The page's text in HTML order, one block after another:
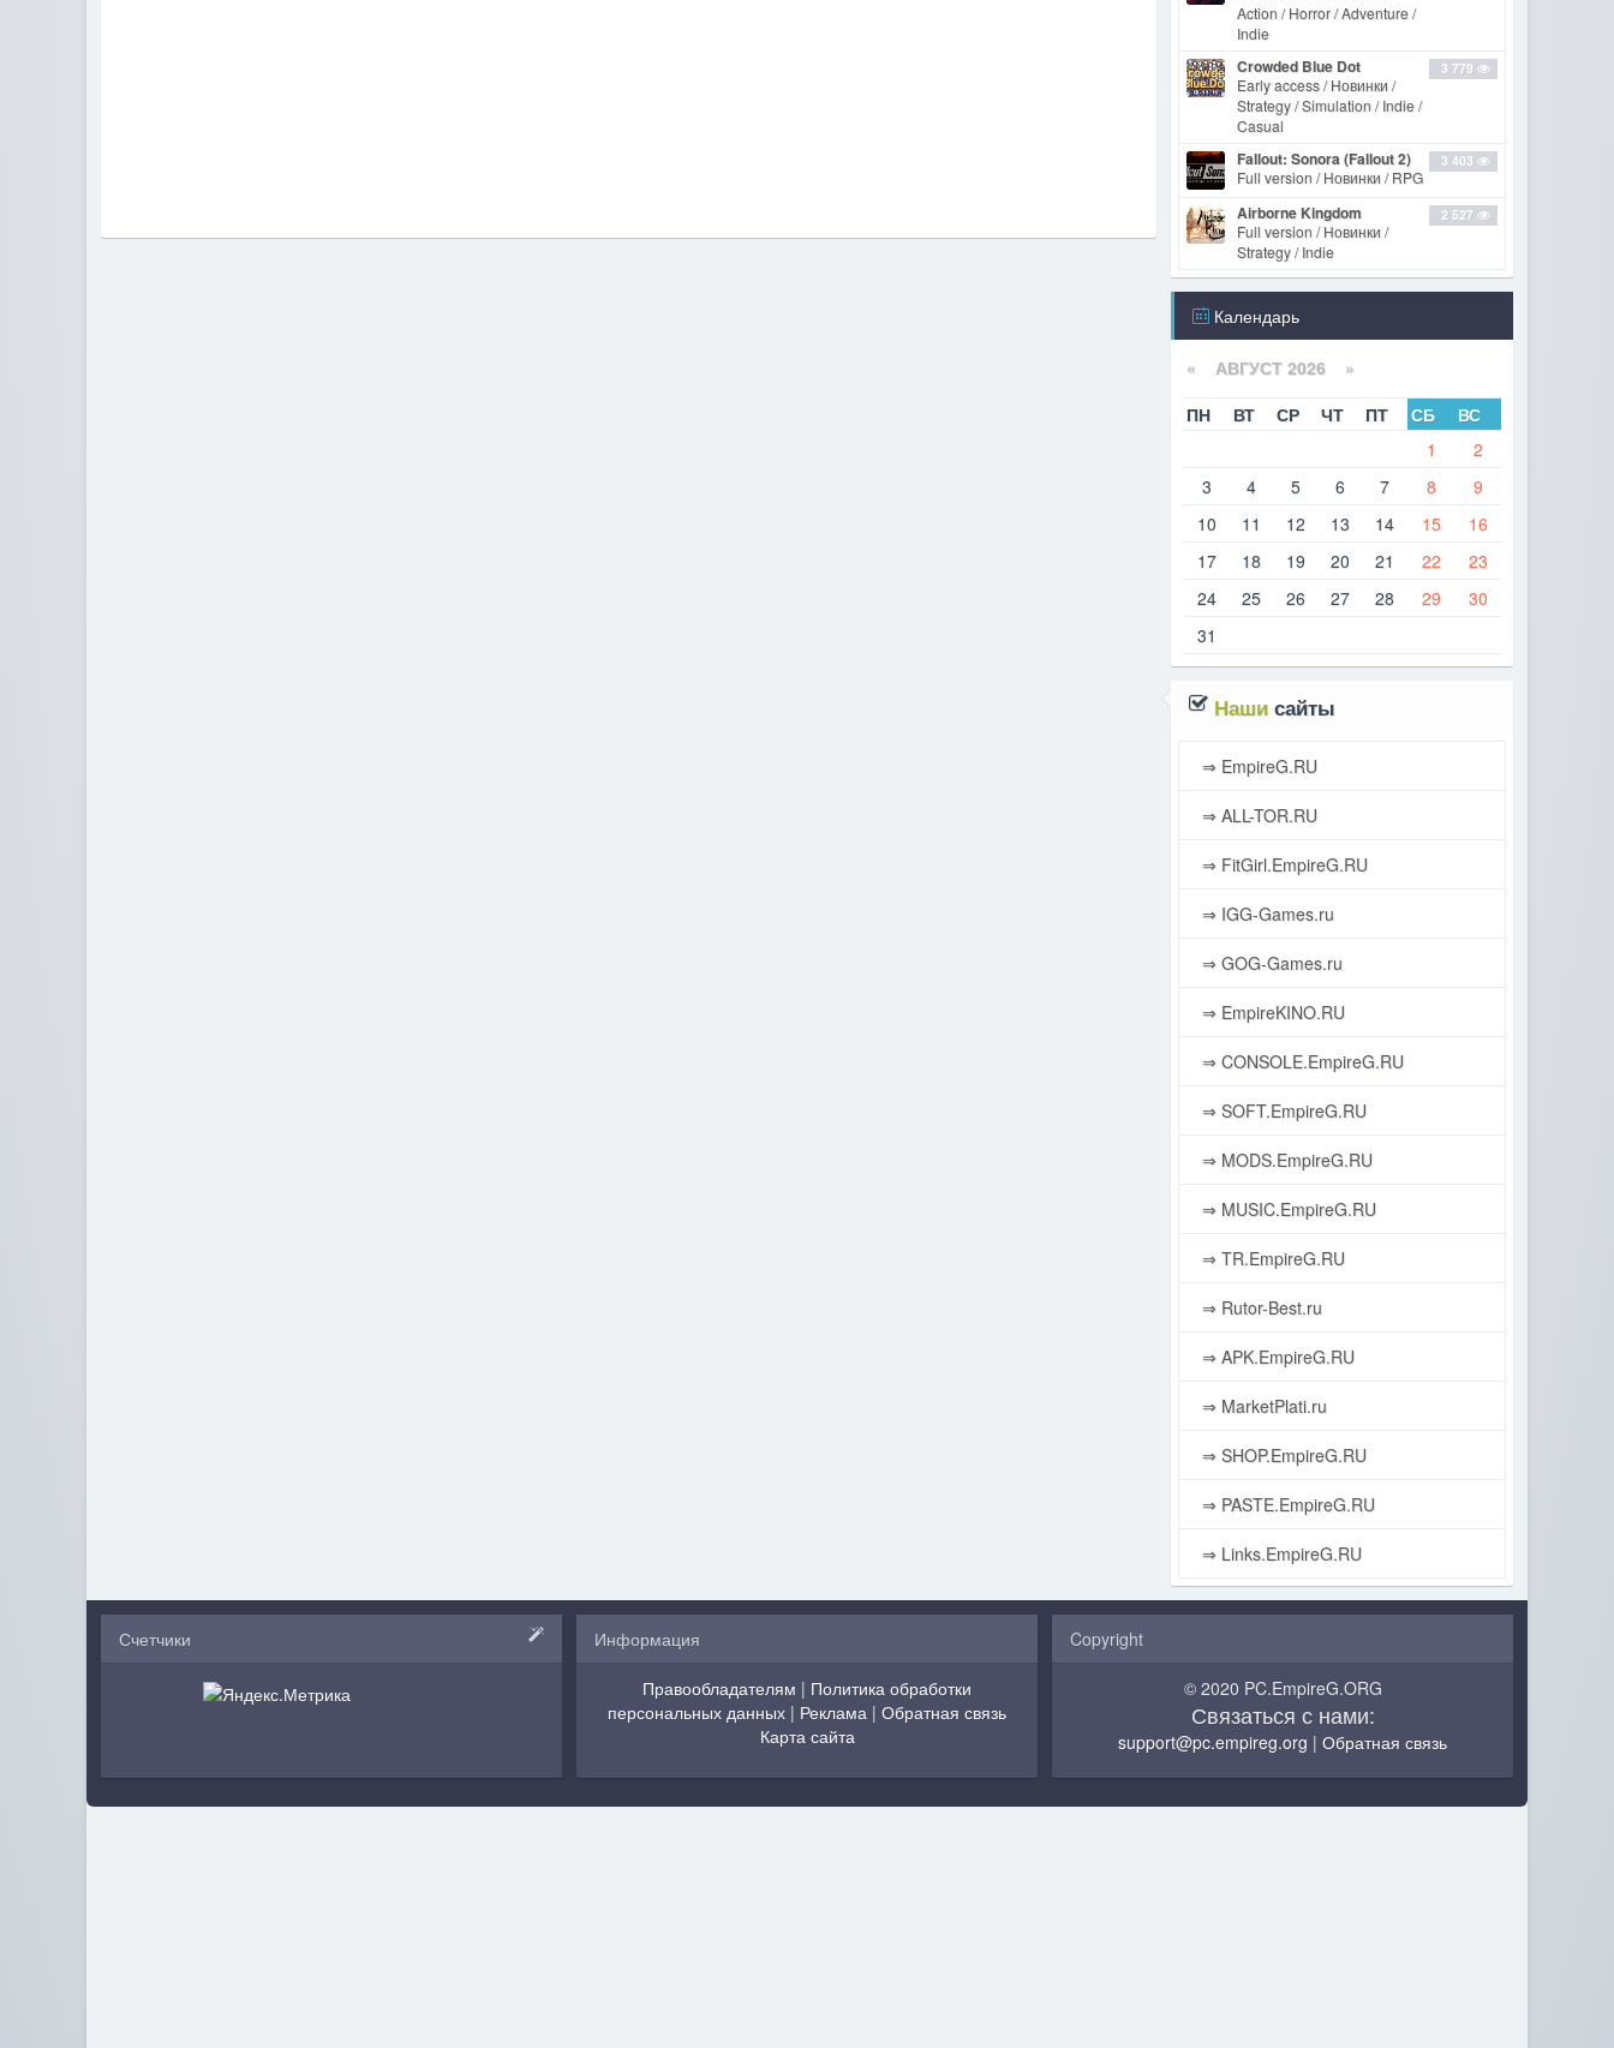
Action / Horror / Adventure /
Indie
3 779
Crowded Blue Dot
Early access / Новинки /
Strategy / Simulation / Indie /
Casual
3 403
Fallout: Sonora (Fallout 2)
Full version / Новинки / RPG
2 527
Airborne Kingdom
Full version / Новинки /
Strategy / Indie
Календарь
« АВГУСТ 2026 »
ПН
ВТ СР ЧТ ПТ СБ
ВС
1
2
3
4 5 6 7 8
9
10
11 12 13 14 15
16
17
18 19 20 21 22
23
24
25 26 27 28 29
30
31
Наши сайты
⇒ EmpireG.RU
⇒ ALL-TOR.RU
⇒ FitGirl.EmpireG.RU
⇒ IGG-Games.ru
⇒ GOG-Games.ru
⇒ EmpireKINO.RU
⇒ CONSOLE.EmpireG.RU
⇒ SOFT.EmpireG.RU
⇒ MODS.EmpireG.RU
⇒ MUSIC.EmpireG.RU
⇒ TR.EmpireG.RU
⇒ Rutor-Best.ru
⇒ APK.EmpireG.RU
⇒ MarketPlati.ru
⇒ SHOP.EmpireG.RU
⇒ PASTE.EmpireG.RU
⇒ Links.EmpireG.RU
Счетчики Информация
Правообладателям | Политика обработки
персональных данных | Реклама | Обратная связь
Карта сайта
Copyright
© 2020 PC.EmpireG.ORG
Связаться с нами:
support@pc.empireg.org | Обратная связь